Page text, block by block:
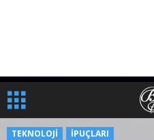
TEKNOLOJI İPUÇLARI